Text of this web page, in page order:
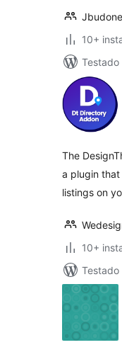
Jbudone
10+
The
a plugin that
listings on
10+
Testado